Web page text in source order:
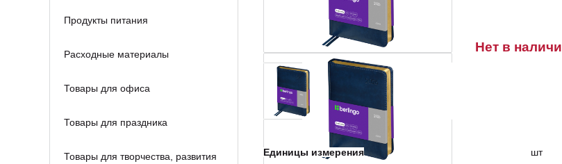
Продукты питания
Расходные материалы
Товары для офиса
Товары для праздника
Товары для творчества, развития
Нет в
Единицы измерения шт